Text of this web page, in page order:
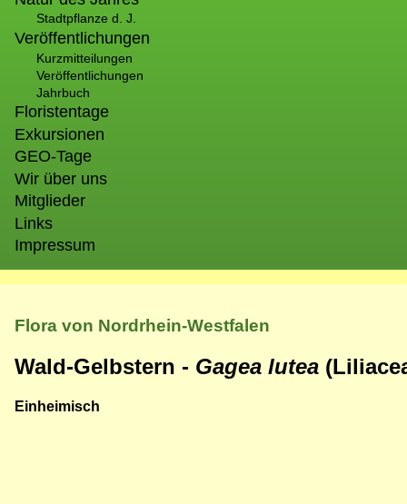
Stadtpflanze d. J.
Veröffentlichungen
Kurzmitteilungen
Veröffentlichungen
Jahrbuch
Floristentage
Exkursionen
GEO-Tage
Wir über uns
Mitglieder
Links
Impressum
Flora von Nordrhein-Westfalen
Wald-Gelbstern - Gagea lutea
Einheimisch